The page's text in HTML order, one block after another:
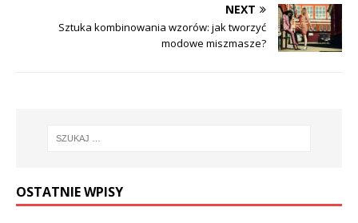
NEXT
Sztuka kombinowania wzorów: jak tworzyć
modowe miszmasze?
OSTATNIE WPISY